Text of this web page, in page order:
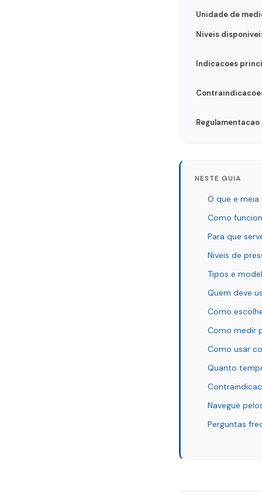
Unidade de
Niveis
Indicacoes
Regulamentacao
NESTE GUIA
O que e
Como
Para que
Niveis de
Tipos e
Quem deve
Como
Como medir
Como usar
Quanto
Navegue
Perguntas